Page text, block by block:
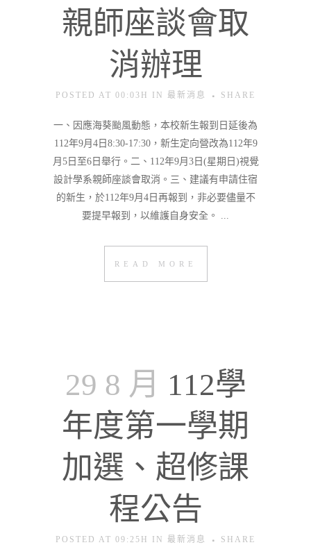
親師座談會取
消辦理
POSTED AT 00:03H IN 最新消息 SHARE
一、因應海葵颱風動態，本校新生報到日延後為
112年9月4日8:30-17:30，新生定向營改為112年9
月5日至6日舉行。二、112年9月3日(星期日)視覺
設計學系親師座談會取消。三、建議有申請住宿
的新生，於112年9月4日再報到，非必要儘量不
要提早報到，以維護自身安全。 ...
READ MORE
29 8 月 112學
年度第一學期
加選、超修課
程公告
POSTED AT 09:25H IN 最新消息 SHARE